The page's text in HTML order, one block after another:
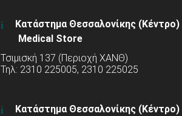
Κατάστημα Θεσσαλονίκης (Κέντρο)
Medical Store
Τσιμισκή 137 (Περιοχή ΧΑΝΘ)
Τηλ: 2310 225005, 2310 225025
Κατάστημα Θεσσαλονίκης (Κέντρο)